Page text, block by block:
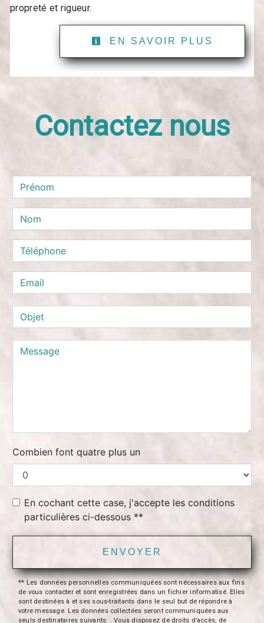
propreté et rigueur.
EN SAVOIR PLUS
Contactez nous
Combien font quatre plus un
En cochant cette case, j'accepte les conditions
particulières ci-dessous **
ENVOYER
** Les données personnelles communiquées sont nécessaires aux fins
de vous contacter et sont enregistrées dans un fichier informatisé. Elles
sont destinées à et ses sous-traitants dans le seul but de répondre à
votre message. Les données collectées seront communiquées aux
seuls destinataires suivants: . Vous disposez de droits d’accès, de